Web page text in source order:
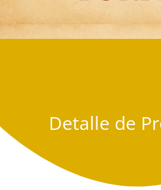
Detalle de